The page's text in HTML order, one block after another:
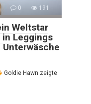
0 191
Weltstar
in Leggings
Goldie Hawn zeigte